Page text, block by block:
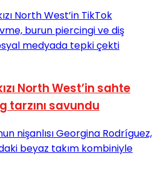
North West’in sahte
tarzını savundu